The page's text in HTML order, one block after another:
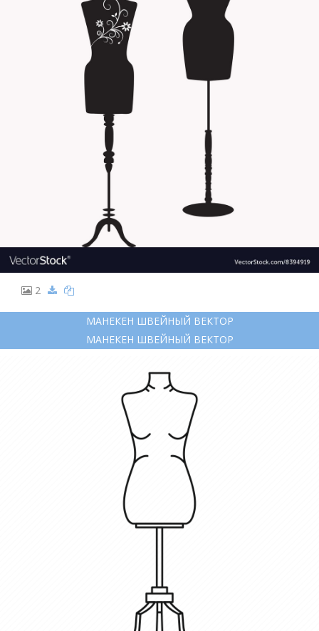
2
МАНЕКЕН ШВЕЙНЫЙ ВЕКТОР
МАНЕКЕН ШВЕЙНЫЙ ВЕКТОР